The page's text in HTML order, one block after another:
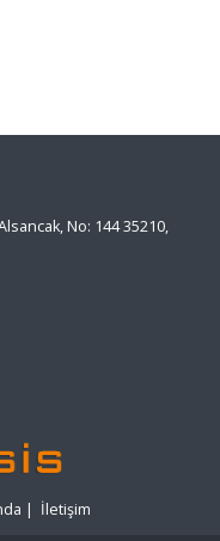
No: 144 35210,
| İletişim